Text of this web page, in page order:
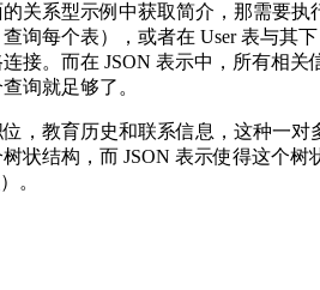
关系型示例中获取简介，那需要执
查询每个表），或者在 User 表与其下
接。而在 JSON 表示中，所有相关
询就足够了。
，教育历史和联系信息，这种一对
状结构，而 JSON 表示使得这个树
）。